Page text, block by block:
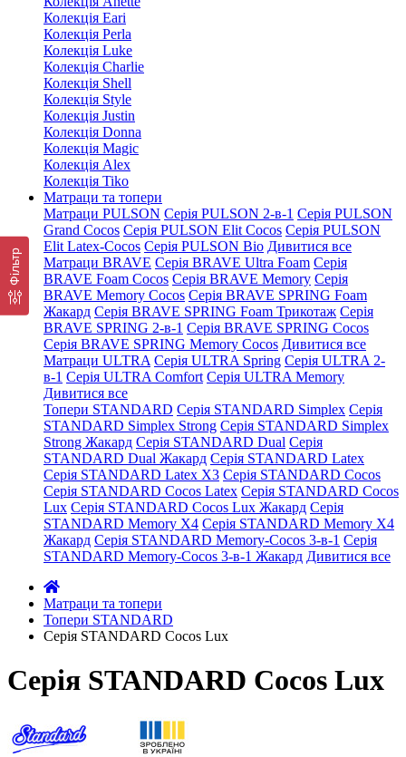
Колекція Eari
Колекція Perla
Колекція Luke
Колекція Charlie
Колекція Shell
Колекція Style
Колекція Justin
Колекція Donna
Колекція Magic
Колекція Alex
Колекція Tiko
Матраци та топери
Матраци PULSON Серія PULSON 2-в-1 Серія PULSON
Grand Cocos Серія PULSON Elit Cocos Серія PULSON
Elit Latex-Cocos Серія PULSON Bio Дивитися все
Матраци BRAVE Серія BRAVE Ultra Foam Серія
BRAVE Foam Cocos Серія BRAVE Memory Серія
BRAVE Memory Cocos Серія BRAVE SPRING Foam
Жакард Серія BRAVE SPRING Foam Трикотаж Серія
BRAVE SPRING 2-в-1 Серія BRAVE SPRING Cocos
Серія BRAVE SPRING Memory Cocos Дивитися все
Матраци ULTRA Серія ULTRA Spring Серія ULTRA 2-
в-1 Серія ULTRA Comfort Серія ULTRA Memory
Дивитися все
Топери STANDARD Серія STANDARD Simplex Серія
STANDARD Simplex Strong Серія STANDARD Simplex
Strong Жакард Серія STANDARD Dual Серія
STANDARD Dual Жакард Серія STANDARD Latex
Серія STANDARD Latex X3 Серія STANDARD Cocos
Серія STANDARD Cocos Latex Серія STANDARD Cocos
Lux Серія STANDARD Cocos Lux Жакард Серія
STANDARD Memory X4 Серія STANDARD Memory X4
Жакард Серія STANDARD Memory-Cocos 3-в-1 Серія
STANDARD Memory-Cocos 3-в-1 Жакард Дивитися все
Матраци та топери
Топери STANDARD
Серія STANDARD Cocos Lux
Серія STANDARD Cocos Lux
Фільтр